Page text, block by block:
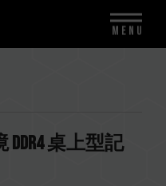
境 DDR4 桌上型記
MENU